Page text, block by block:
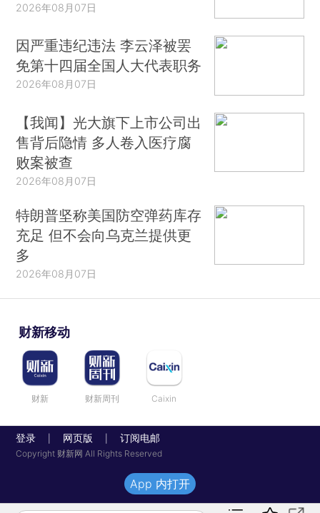
2026年08月07日
因严重违纪违法 李云泽被罢
免第十四届全国人大代表职务
2026年08月07日
【我闻】光大旗下上市公司出
售背后隐情 多人卷入医疗腐
败案被查
2026年08月07日
特朗普坚称美国防空弹药库存
充足 但不会向乌克兰提供更
多
2026年08月07日
财新移动
财新 财新周刊 Caixin
登录 网页版 订阅电邮
Copyright 财新网 All Rights Reserved
App 内打开